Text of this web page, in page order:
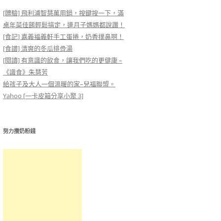
[體驗] 飛利浦智慧萬用鍋，按鍵按一下，滿
桌年菜佳餚輕鬆搞定，連月子媽媽都說讚！
[食記] 嘉義福義軒手工蛋捲，奶香撲鼻啊！
[食譜] 清爽的冬瓜排骨湯
[閱讀] 有意識的飲食，讓我們吃的更健康 –
《識食》朱慧芳
給孩子及大人一個溫暖的家–兒福聯盟。
Yahoo [一卡皮箱分享小聚 3]
努力攢奶粉錢